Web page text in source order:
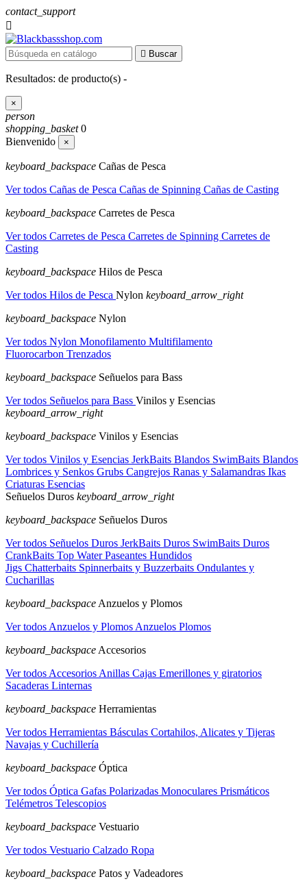
contact_support

 Buscar
Resultados: de producto(s) -
×
person
shopping_basket 0
Bienvenido
×
keyboard_backspace Cañas de Pesca
Ver todos Cañas de Pesca Cañas de Spinning Cañas de Casting
keyboard_backspace Carretes de Pesca
Ver todos Carretes de Pesca Carretes de Spinning Carretes de
Casting
keyboard_backspace Hilos de Pesca
Ver todos Hilos de Pesca Nylon keyboard_arrow_right
keyboard_backspace Nylon
Ver todos Nylon Monofilamento Multifilamento
Fluorocarbon Trenzados
keyboard_backspace Señuelos para Bass
Ver todos Señuelos para Bass Vinilos y Esencias
keyboard_arrow_right
keyboard_backspace Vinilos y Esencias
Ver todos Vinilos y Esencias JerkBaits Blandos SwimBaits Blandos
Lombrices y Senkos Grubs Cangrejos Ranas y Salamandras Ikas
Criaturas Esencias
Señuelos Duros keyboard_arrow_right
keyboard_backspace Señuelos Duros
Ver todos Señuelos Duros JerkBaits Duros SwimBaits Duros
CrankBaits Top WaterPaseantes Hundidos
Jigs Chatterbaits Spinnerbaits y Buzzerbaits Ondulantes y
Cucharillas
keyboard_backspace Anzuelos y Plomos
Ver todos Anzuelos y Plomos Anzuelos Plomos
keyboard_backspace Accesorios
Ver todos Accesorios Anillas Cajas Emerillones y giratorios
Sacaderas Linternas
keyboard_backspace Herramientas
Ver todos Herramientas Básculas Cortahilos, Alicates y Tijeras
Navajas y Cuchillería
keyboard_backspace Óptica
Ver todos Óptica Gafas Polarizadas Monoculares Prismáticos
Telémetros Telescopios
keyboard_backspace Vestuario
Ver todos Vestuario Calzado Ropa
keyboard_backspace Patos y Vadeadores